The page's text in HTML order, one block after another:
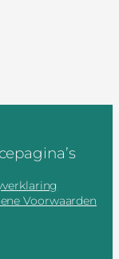
Voorwaarden